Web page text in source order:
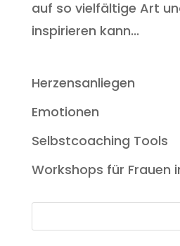
auf so vielfältige Art
inspirieren kann...
Herzensanliegen
Emotionen
Selbstcoaching Tools
Workshops für Frauen